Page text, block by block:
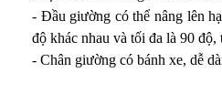
- Đầu giường có thể nâng lên
độ khác nhau và tối đa là 90 độ,
- Chân giường có bánh xe, dễ